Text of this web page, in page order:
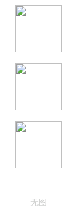
无图